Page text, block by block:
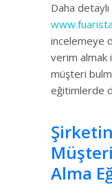
Daha
incelemeye
verim almak
müşteri
eğitimlerde
Alma